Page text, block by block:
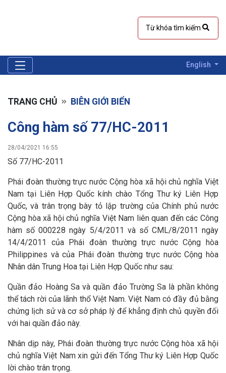
English
TRANG CHỦ BIÊN GIỚI BIỂN
Công hàm số 77/HC-2011
28/04/2021 16:55
Số 77/HC-2011
Phái đoàn thường trực nước Cộng hòa xã hội chủ nghĩa Việt
Nam tại Liên Hợp Quốc kính chào Tổng Thư ký Liên Hợp
Quốc, và trân trọng bày tỏ lập trường của Chính phủ nước
Cộng hòa xã hội chủ nghĩa Việt Nam liên quan đến các Công
hàm số 000228 ngày 5/4/2011 và số CML/8/2011 ngày
14/4/2011 của Phái đoàn thường trực nước Cộng hòa
Philippines và của Phái đoàn thường trực nước Cộng hòa
Nhân dân Trung Hoa tại Liên Hợp Quốc như sau:
Quần đảo Hoàng Sa và quần đảo Trường Sa là phần không
thể tách rời của lãnh thổ Việt Nam. Việt Nam có đầy đủ bằng
chứng lịch sử và cơ sở pháp lý để khẳng định chủ quyền đối
với hai quần đảo này.
Nhân dịp này, Phái đoàn thường trực nước Cộng hòa xã hội
chủ nghĩa Việt Nam xin gửi đến Tổng Thư ký Liên Hợp Quốc
lời chào trân trọng.